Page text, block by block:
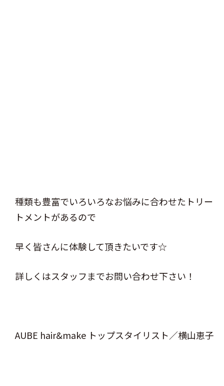
種類も豊富でいろいろなお悩みに合わせたトリー
トメントがあるので
早く皆さんに体験して頂きたいです☆
詳しくはスタッフまでお問い合わせ下さい！
AUBE hair&make トップスタイリスト／横山恵子